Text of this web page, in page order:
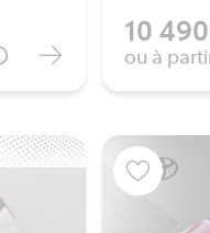
10
ou à